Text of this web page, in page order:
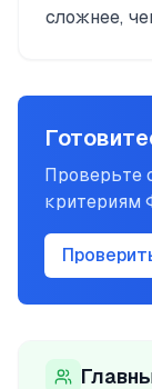
сложнее,
Проверьте